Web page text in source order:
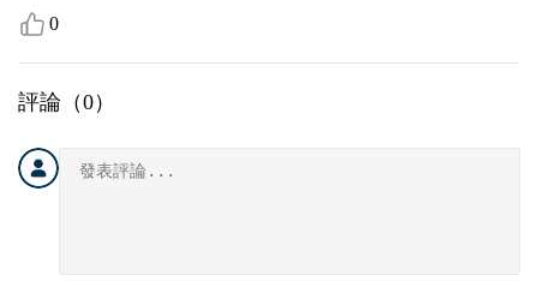
0
評論（0）